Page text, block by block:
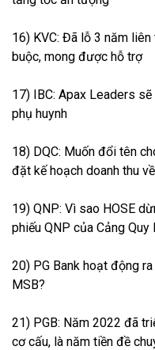
16) KVC: Đã lỗ 3 năm
buộc, mong được hỗ trợ
17) IBC: Apax Leaders
phụ huynh
18) DQC: Muốn đổi tên
đặt kế hoạch doanh thu
19) QNP: Vì sao HOSE
phiếu QNP của Cảng Quy
20) PG Bank hoạt động
MSB?
21) PGB: Năm 2022 đã
cơ cấu, là năm tiền đề